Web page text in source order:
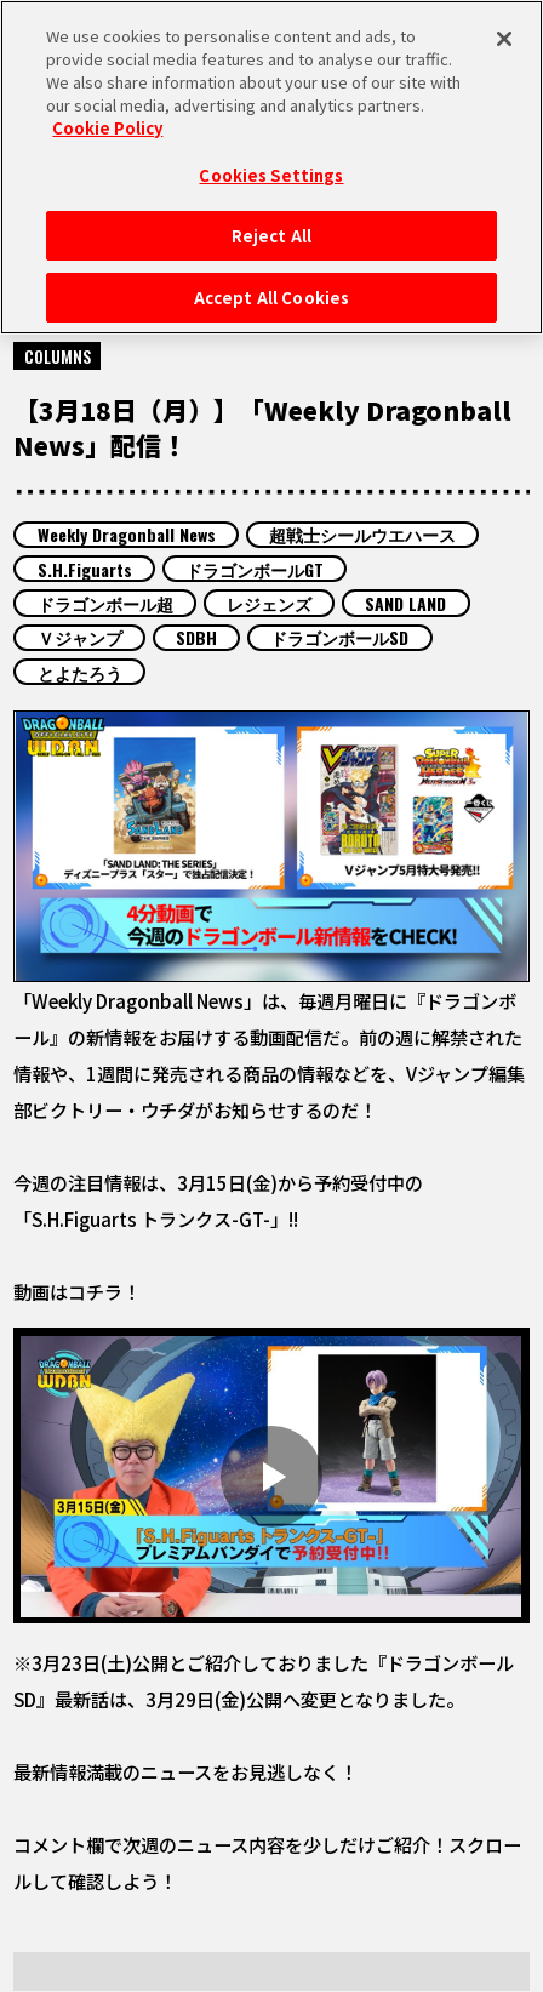
MEN
HOME
NEWS
RANKING
MOVIE
COLUMNS
ABOUT
LANGUAGE
EN FR DE ES
NEWS
2024.03.18
COLUMNS
【3月18日（月）】「Weekly Dragonball
News」配信！
Weekly Dragonball News
超戦士シールウエハース
S.H.Figuarts
ドラゴンボールGT
ドラゴンボール超
レジェンズ
SAND LAND
Ｖジャンプ
SDBH
ドラゴンボールSD
とよたろう
「Weekly Dragonball News」は、毎週月曜日に『ドラゴンボ
ール』の新情報をお届けする動画配信だ。前の週に解禁された
情報や、1週間に発売される商品の情報などを、Vジャンプ編集
部ビクトリー・ウチダがお知らせするのだ！
今週の注目情報は、3月15日(金)から予約受付中の
「S.H.Figuarts トランクス-GT-」!!
動画はコチラ！
※3月23日(土)公開とご紹介しておりました『ドラゴンボール
SD』最新話は、3月29日(金)公開へ変更となりました。
最新情報満載のニュースをお見逃しなく！
コメント欄で次週のニュース内容を少しだけご紹介！スクロー
ルして確認しよう！
We use cookies to personalise content and ads, to
provide social media features and to analyse our traffic.
We also share information about your use of our site with
our social media, advertising and analytics partners.
Cookie Policy
Cookies Settings
Reject All
Accept All Cookies